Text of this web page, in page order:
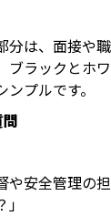
分は、面接や
ブラックとホ
プルです。
や安全管理の